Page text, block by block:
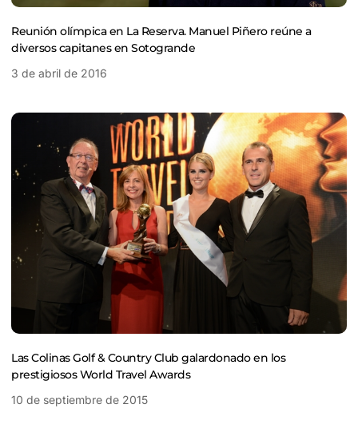
Reunión olímpica en La Reserva. Manuel Piñero reúne a
diversos capitanes en Sotogrande
3 de abril de 2016
Las Colinas Golf & Country Club galardonado en los
prestigiosos World Travel Awards
10 de septiembre de 2015